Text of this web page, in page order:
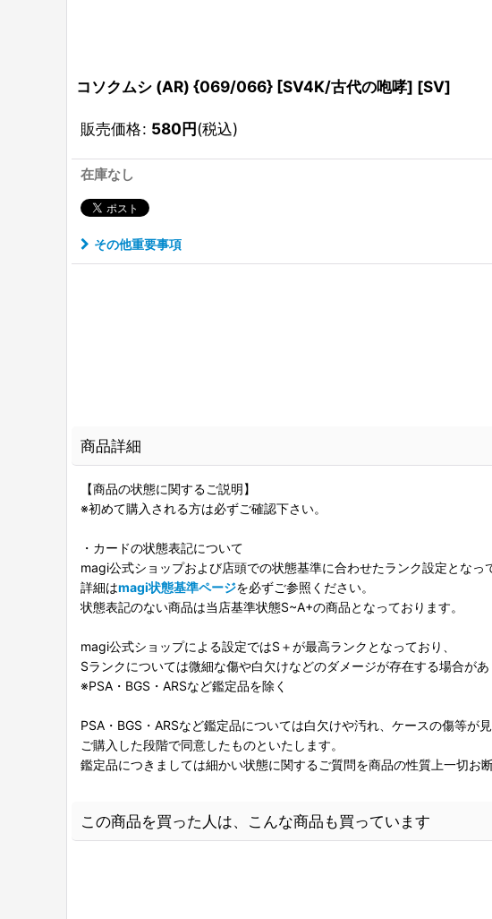
コソクムシ (AR) {069/066} [SV4K/古代の咆哮] [SV]
販売価格: 580円(税込)
在庫なし
その他重要事項
商品詳細
【商品の状態に関するご説明】
※初めて購入される方は必ずご確認下さい。
・カードの状態表記について
magi公式ショップおよび店頭での状態基準に合わせたランク設定となっ
詳細はmagi状態基準ページを必ずご参照ください。
状態表記のない商品は当店基準状態S~A+の商品となっております。
magi公式ショップによる設定ではS＋が最高ランクとなっており、
Sランクについては微細な傷や白欠けなどのダメージが存在する場合があ
※PSA・BGS・ARSなど鑑定品を除く
PSA・BGS・ARSなど鑑定品については白欠けや汚れ、ケースの傷等が
ご購入した段階で同意したものといたします。
鑑定品につきましては細かい状態に関するご質問を商品の性質上一切お
この商品を買った人は、こんな商品も買っています